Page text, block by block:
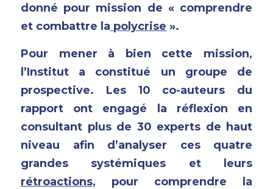
donné pour mission de « comprendre
et combattre la polycrise ».
Pour mener à bien cette mission,
l’Institut a constitué un groupe de
prospective. Les 10 co-auteurs du
rapport ont engagé la réflexion en
consultant plus de 30 experts de haut
niveau afin d’analyser ces quatre
rétroactions, pour comprendre la